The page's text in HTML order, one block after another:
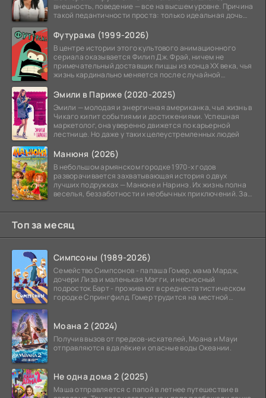
внешность, поведение — все на высшем уровне. Причина
такой педантичности проста: только идеальная дочь
Футурама (1999-2026)
В центре истории этого культового анимационного
сериала оказывается Филип Дж. Фрай, ничем не
примечательный доставщик пиццы из конца XX века, чья
жизнь кардинально меняется после случайной
Эмили в Париже (2020-2025)
Эмили — молодая и энергичная американка, чья жизнь в
Чикаго кипит событиями и достижениями. Успешная
маркетолог, она уверенно движется по карьерной
лестнице. Но даже у таких целеустремленных людей
Манюня (2026)
В небольшом армянском городке 1970-х годов
разворачивается захватывающая история о двух
лучших подружках — Манюне и Наринэ. Их жизнь полна
веселья, беззаботности и необычных приключений. За
Топ за месяц
Симпсоны (1989-2026)
Семейство Симпсонов - папаша Гомер, мама Мардж,
дочери Лиза и маленькая Мэгги, и несносный
подросток Барт - проживают в среднестатистическом
городке Спрингфилд. Гомер трудится на местной
Моана 2 (2024)
Получив вызов от предков-искателей, Моана и Мауи
отправляются в далёкие и опасные воды Океании.
Не одна дома 2 (2025)
Маша отправляется с папой в летнее путешествие в